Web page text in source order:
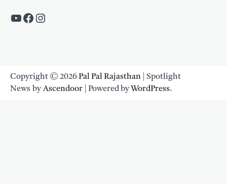
https://www.youtube.com/c/
https://www.facebook.com/
Instagram
Copyright © 2026Pal Pal Rajasthan | Spotlight
News byAscendoor | Powered byWordPress.